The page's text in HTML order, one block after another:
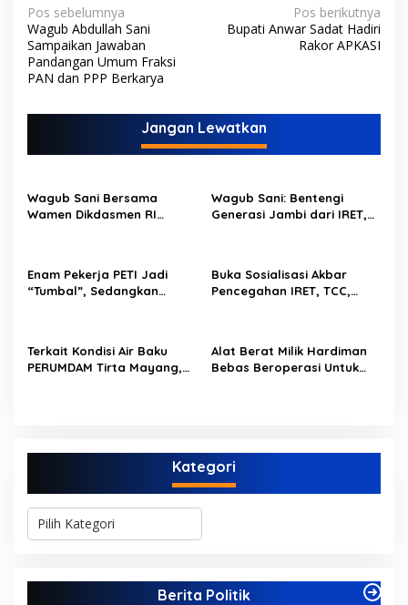
N
a
v
i
g
i
p
s
Pos sebelumnya
Wagub Abdullah Sani
Sampaikan Jawaban
Pandangan Umum Fraksi
PAN dan PPP Berkarya
Pos berikutnya
Bupati Anwar Sadat Hadiri
Rakor APKASI
Jangan Lewatkan
Wagub Sani Bersama
Wamen Dikdasmen RI
Pendidikan di Jambi
Wagub Sani: Bentengi
Generasi Jambi dari IRET,
Enam Pekerja PETI Jadi
“Tumbal”, Sedangkan
Buka Sosialisasi Akbar
Pencegahan IRET, TCC,
anak-anakku bisa jaga diri,
60% masa depan sudah
Terkait Kondisi Air Baku
PERUMDAM Tirta Mayang,
Alat Berat Milik Hardiman
Bebas Beroperasi Untuk
Kategori
K
g
Berita Politik